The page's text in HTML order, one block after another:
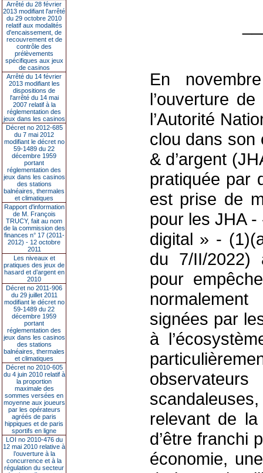
Arrêté du 28 février
2013 modifiant l'arrêté
du 29 octobre 2010
relatif aux modalités
d'encaissement, de
recouvrement et de
contrôle des
prélèvements
spécifiques aux jeux
de casinos
Arrêté du 14 février
2013 modifiant les
dispositions de
l'arrêté du 14 mai
2007 relatif à la
réglementation des
jeux dans les casinos
Décret no 2012-685
du 7 mai 2012
modifiant le décret no
59-1489 du 22
décembre 1959
portant
réglementation des
jeux dans les casinos
des stations
balnéaires, thermales
et climatiques
Rapport d'information
de M. François
TRUCY, fait au nom
de la commission des
finances n° 17 (2011-
2012) - 12 octobre
2011
Les niveaux et
pratiques des jeux de
hasard et d’argent en
2010
Décret no 2011-906
du 29 juillet 2011
modifiant le décret no
59-1489 du 22
décembre 1959
portant
réglementation des
jeux dans les casinos
des stations
balnéaires, thermales
et climatiques
Décret no 2010-605
du 4 juin 2010 relatif à
la proportion
maximale des
sommes versées en
moyenne aux joueurs
par les opérateurs
agréés de paris
hippiques et de paris
sportifs en ligne
LOI no 2010-476 du
12 mai 2010 relative à
l’ouverture à la
concurrence et à la
régulation du secteur
En
l’ouverture
l’Autorité
clou dans son
& d’argent
pratiquée par
est prise de
pour les JHA
digital » -
du 7/II/2022)
pour
signées par
à
relevant de
d’être franchi
économie,